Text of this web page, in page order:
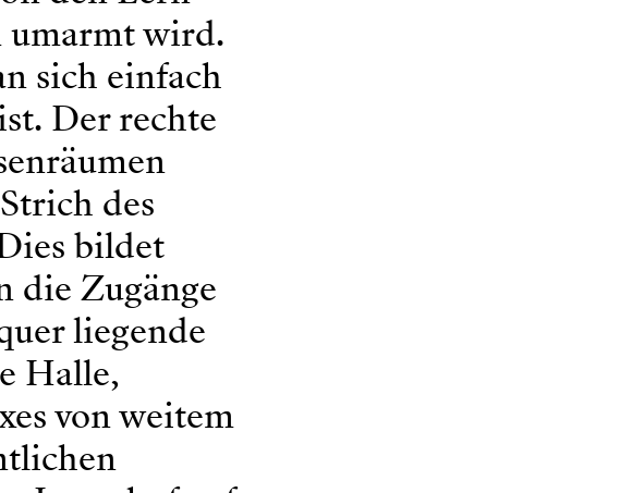
umarmt wird.
sich einfach
Der rechte
des
bildet
die Zugänge
liegende
Halle,
von weitem